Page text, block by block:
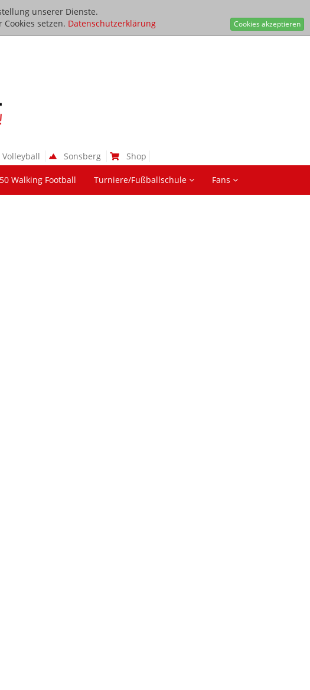
unserer Dienste.
setzen. Datenschutzerklärung Cookies akzeptieren
Volleyball Sonsberg Shop
Walking Football Turniere/Fußballschule Fans